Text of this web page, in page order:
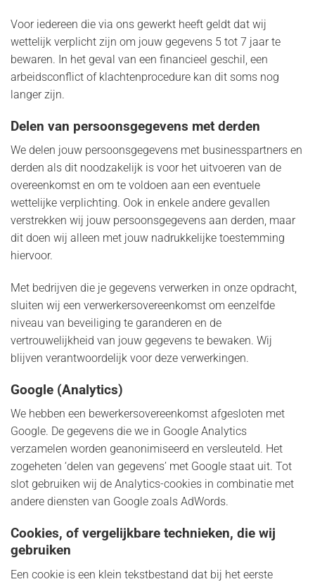
Voor iedereen die via ons gewerkt heeft geldt dat wij
wettelijk verplicht zijn om jouw gegevens 5 tot 7 jaar te
bewaren. In het geval van een financieel geschil, een
arbeidsconflict of klachtenprocedure kan dit soms nog
langer zijn.
Delen van persoonsgegevens met derden
We delen jouw persoonsgegevens met businesspartners en
derden als dit noodzakelijk is voor het uitvoeren van de
overeenkomst en om te voldoen aan een eventuele
wettelijke verplichting. Ook in enkele andere gevallen
verstrekken wij jouw persoonsgegevens aan derden, maar
dit doen wij alleen met jouw nadrukkelijke toestemming
hiervoor.
Met bedrijven die je gegevens verwerken in onze opdracht,
sluiten wij een verwerkersovereenkomst om eenzelfde
niveau van beveiliging te garanderen en de
vertrouwelijkheid van jouw gegevens te bewaken. Wij
blijven verantwoordelijk voor deze verwerkingen.
Google (Analytics)
We hebben een bewerkersovereenkomst afgesloten met
Google. De gegevens die we in Google Analytics
verzamelen worden geanonimiseerd en versleuteld. Het
zogeheten ‘delen van gegevens’ met Google staat uit. Tot
slot gebruiken wij de Analytics-cookies in combinatie met
andere diensten van Google zoals AdWords.
Cookies, of vergelijkbare technieken, die wij
gebruiken
Een cookie is een klein tekstbestand dat bij het eerste